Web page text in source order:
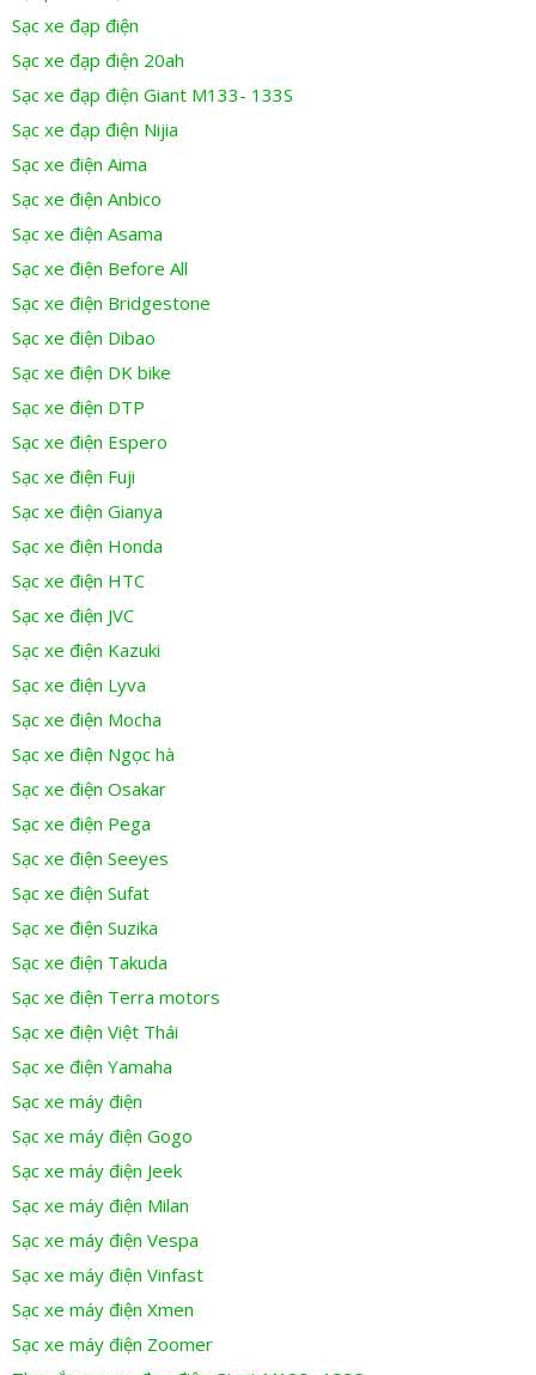
Sạc xe đạp điện
Sạc xe đạp điện 20ah
Sạc xe đạp điện Giant M133- 133S
Sạc xe đạp điện Nijia
Sạc xe điện Aima
Sạc xe điện Anbico
Sạc xe điện Asama
Sạc xe điện Before All
Sạc xe điện Bridgestone
Sạc xe điện Dibao
Sạc xe điện DK bike
Sạc xe điện DTP
Sạc xe điện Espero
Sạc xe điện Fuji
Sạc xe điện Gianya
Sạc xe điện Honda
Sạc xe điện HTC
Sạc xe điện JVC
Sạc xe điện Kazuki
Sạc xe điện Lyva
Sạc xe điện Mocha
Sạc xe điện Ngọc hà
Sạc xe điện Osakar
Sạc xe điện Pega
Sạc xe điện Seeyes
Sạc xe điện Sufat
Sạc xe điện Suzika
Sạc xe điện Takuda
Sạc xe điện Terra motors
Sạc xe điện Việt Thái
Sạc xe điện Yamaha
Sạc xe máy điện
Sạc xe máy điện Gogo
Sạc xe máy điện Jeek
Sạc xe máy điện Milan
Sạc xe máy điện Vespa
Sạc xe máy điện Vinfast
Sạc xe máy điện Xmen
Sạc xe máy điện Zoomer